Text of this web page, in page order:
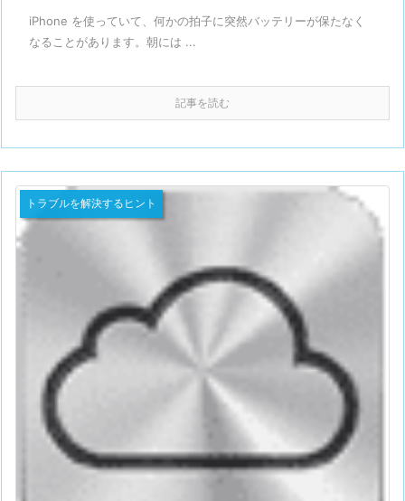
iPhone を使っていて、何かの拍子に突然バッテリーが保たなく
なることがあります。朝には ...
記事を読む
トラブルを解決するヒント